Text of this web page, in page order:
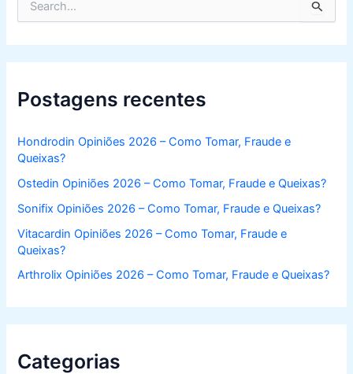
r
c
f
o
:
Postagens recentes
Hondrodin Opiniões 2026 – Como Tomar, Fraude e
Queixas?
Ostedin Opiniões 2026 – Como Tomar, Fraude e Queixas?
Sonifix Opiniões 2026 – Como Tomar, Fraude e Queixas?
Vitacardin Opiniões 2026 – Como Tomar, Fraude e
Queixas?
Arthrolix Opiniões 2026 – Como Tomar, Fraude e Queixas?
Categorias